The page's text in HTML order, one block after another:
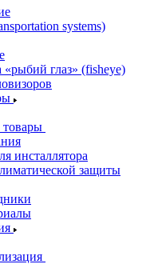
systems)
глаз» (fisheye)
инсталлятора
защиты